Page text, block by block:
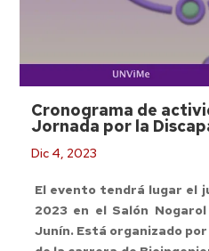
Cronograma de
Jornada por la
Dic 4, 2023
El evento tendrá lugar el
2023 en el Salón
Junín. Está organizado